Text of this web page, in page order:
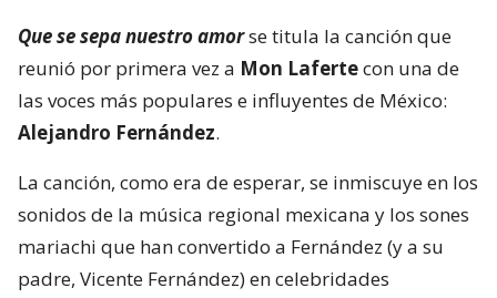
Que se sepa nuestro amorse titula la canción que
reunió por primera vez a Mon Lafertecon una de
las voces más populares e influyentes de México:
Alejandro Fernández.
La canción, como era de esperar, se inmiscuye en los
sonidos de la música regional mexicana y los sones
mariachi que han convertido a Fernández (y a su
padre, Vicente Fernández) en celebridades